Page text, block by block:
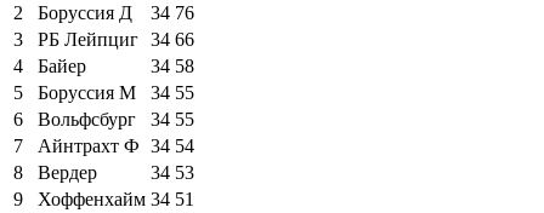
2
Боруссия Д 34 76
3
РБ Лейпциг 34 66
4
Байер 34 58
5
Боруссия М 34 55
6
Вольфсбург 34 55
7
Айнтрахт Ф 34 54
8
Вердер 34 53
9
Хоффенхайм 34 51